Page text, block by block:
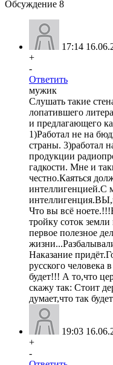
Обсуждение 8
17:14
+
-
Ответить
мужик
Слушать такие
лопатившего
и предлагающего
1)Работал не на
страны. 3)работал
продукции
гадкости. Мне и
честно.Каяться
интеллигенцией.С
Что вы всё
тройку соток
первое полезное
Наказание
русского человека
будет!!! А то,что
скажу так: Стоит
думает,что так
19:03
+
-